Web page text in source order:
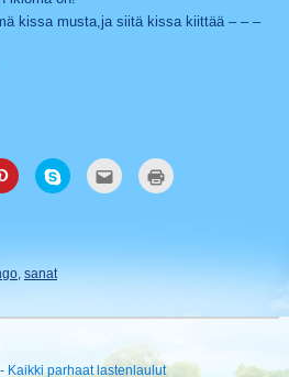
kissa musta,ja siitä kissa kiittää – – –
Jaa
Pinterest
palvelussa(Avautuu
Jaa
Skypessä(Avautuu
uudessa
Lähetä
tämä
kaverille
Tulosta(Avautuu
uudessa
, sanat
Kaikki parhaat lastenlaulut